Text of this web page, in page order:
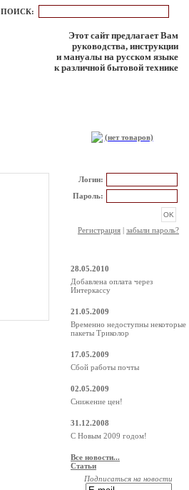
ПОИСК:
Этот сайт предлагает Вам
руководства, инструкции
и мануалы на русском языке
к различной бытовой технике
(нет товаров)
Логин:
Пароль:
Регистрация | забыли пароль?
28.05.2010
Добавлена оплата через
Интеркассу
21.05.2009
Временно недоступны некоторые
пакеты Триколор
17.05.2009
Сбой работы почты
02.05.2009
Снижение цен!
31.12.2008
С Новым 2009 годом!
Все новости...
Статьи
Подписаться на новости